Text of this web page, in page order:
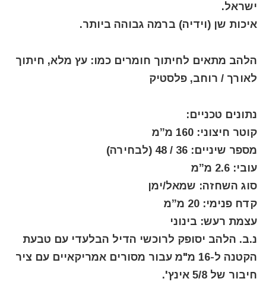
ישראל.
איכות שן (וידיה) ברמה גבוהה ביותר.
הלהב מתאים לחיתוך חומרים כמו: עץ מלא, חיתוך
לאורך / רוחב, פלסטיק
נתונים טכניים:
קוטר חיצוני: 160 מ”מ
מספר שיניים: 36 / 48 (לבחירה)
עובי: 2.6 מ”מ
סוג השחזה: שמאל/ימן
קדח פנימי: 20 מ”מ
עצמת רעש: בינוני
נ.ב. הלהב יסופק לרוכשי הדיל הבלעדי עם טבעת
הקטנה ל-16 מ"מ עבור מסורים אמריקאיים עם ציר
חיבור של 5/8 אינץ'.